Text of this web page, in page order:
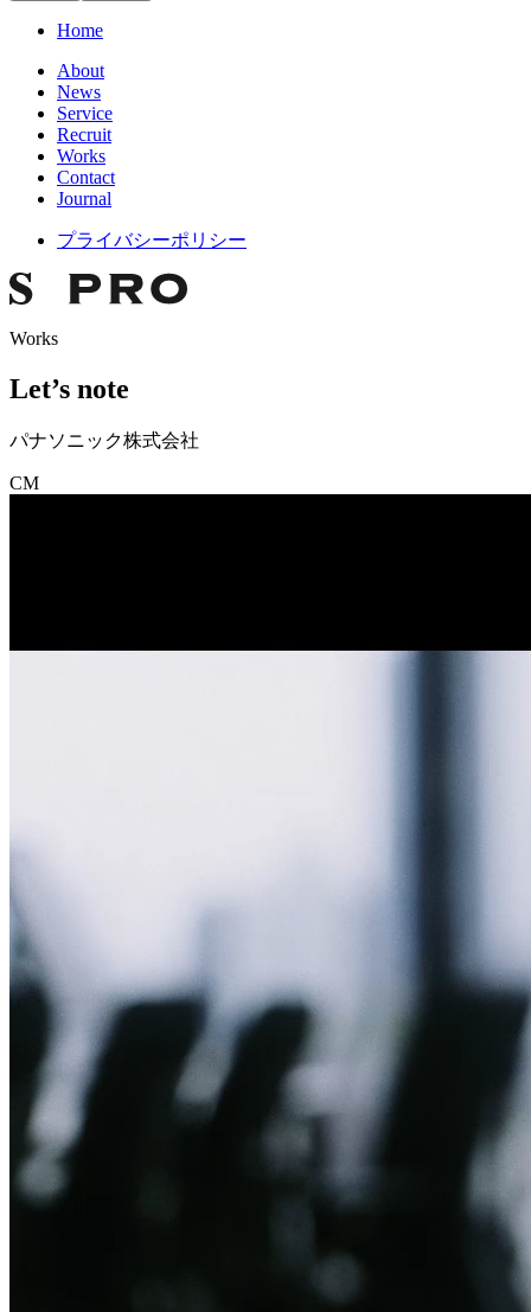
Home
About
News
Service
Recruit
Works
Contact
Journal
プライバシーポリシー
Works
Let’s note
パナソニック株式会社
CM